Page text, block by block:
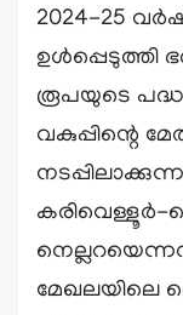
2024-25
ഉൾപ്പെടുത്തി
രൂപയുടെ
വകുപ്പിന്റെ
കരിവെള്ളൂർ-
മേഖലയിലെ